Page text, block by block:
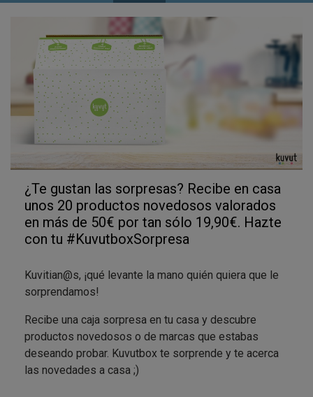
¿Te gustan las sorpresas? Recibe en casa
unos 20 productos novedosos valorados
en más de 50€ por tan sólo 19,90€. Hazte
con tu #KuvutboxSorpresa
Kuvitian@s, ¡qué levante la mano quién quiera que le
sorprendamos!
Recibe una caja sorpresa en tu casa y descubre
productos novedosos o de marcas que estabas
deseando probar. Kuvutbox te sorprende y te acerca
las novedades a casa ;)